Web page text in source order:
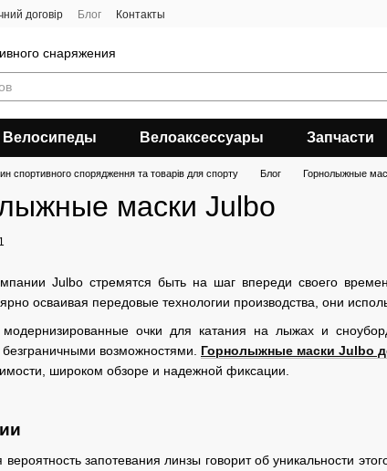
договір Блог Контакты
снаряжения
Велосипеды Велоаксессуары Запчасти
спортивного спорядження та товарів для спорту Блог Горнолыжные
маски Julbo
Julbo стремятся быть на шаг впереди своего
осваивая передовые технологии производства, они
модернизированные очки для катания на лыжах и
возможностями. Горнолыжные маски Julbo
широком обзоре и надежной фиксации.
запотевания линзы говорит об уникальности